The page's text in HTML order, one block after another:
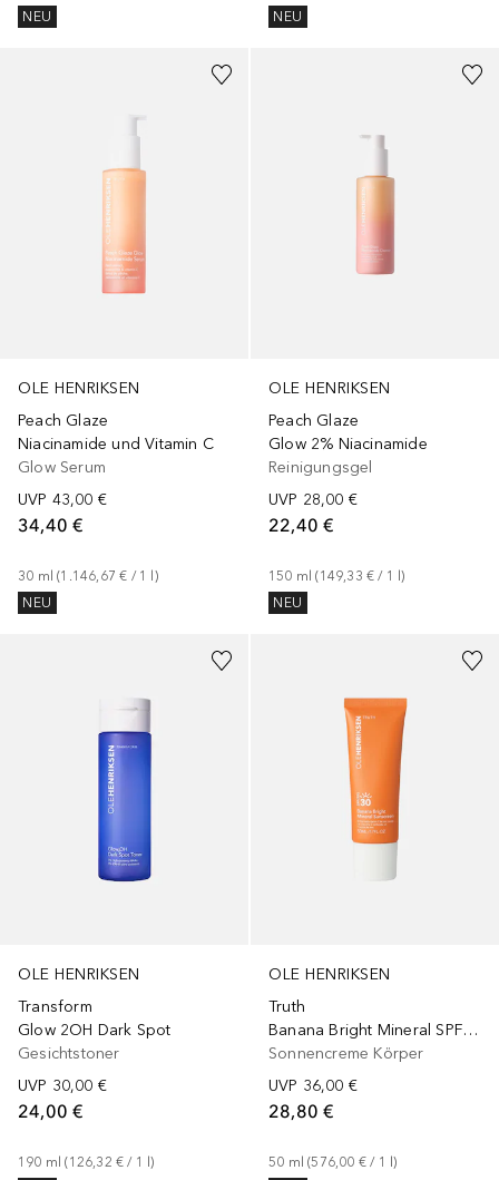
NEU NEU
OLE HENRIKSEN
Peach Glaze
Niacinamide und Vitamin C
Glow Serum
UVP 43,00 €
34,40 €
30 ml (1.146,67 € / 1
)
NEU
OLE HENRIKSEN
Peach Glaze
Glow 2% Niacinamide
Reinigungsgel
UVP 28,00 €
22,40 €
150 ml (149,33 € / 1 l)
NEU
Größe
OLE HENRIKSEN
Transform
Glow 2OH Dark Spot
Gesichtstoner
UVP 30,00 €
24,00 €
190 ml (126,32 € / 1 l)
OLE HENRIKSEN
Truth
Banana Bright Mineral SPF 30
Sonnencreme Körper
UVP 36,00 €
28,80 €
50 ml (576,00 € / 1 l)